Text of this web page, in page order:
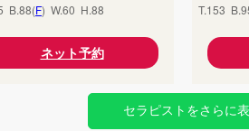
B.88(F) W.60 H.88
ネット予約
T.153
セラピストをさらに